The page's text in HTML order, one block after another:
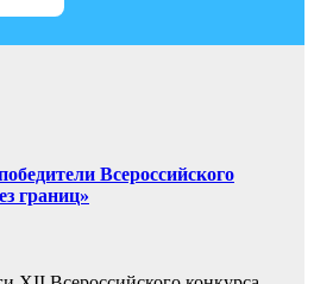
Всероссийского
границ»